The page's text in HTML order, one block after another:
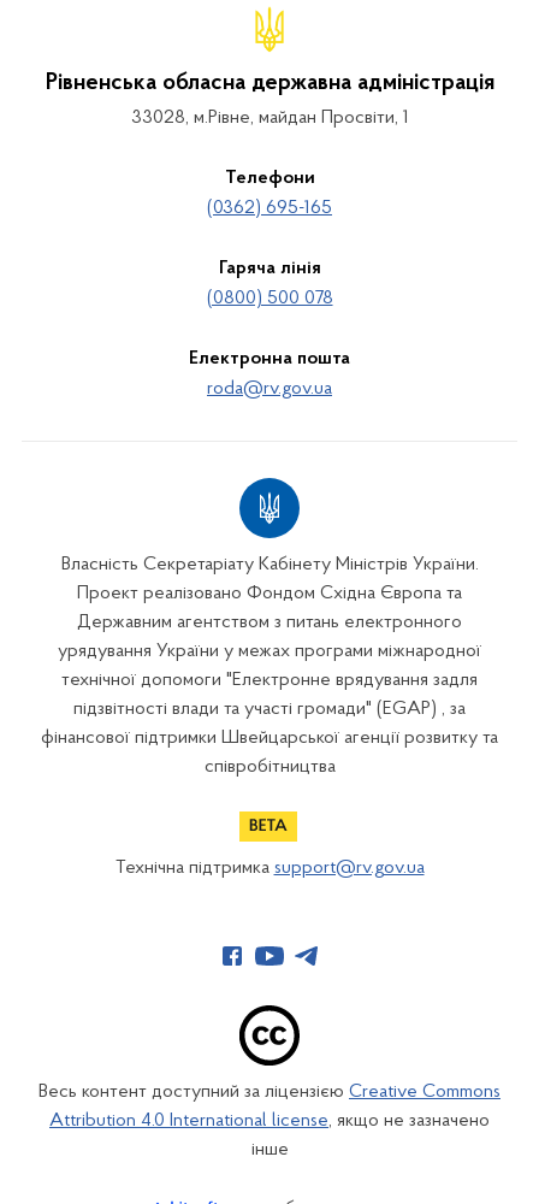
Рівненська обласна державна адміністрація
33028, м.Рівне, майдан Просвіти, 1
Телефони
(0362) 695-165
Гаряча лінія
(0800) 500 078
Електронна пошта
roda@rv.gov.ua
Власність Секретаріату Кабінету Міністрів України.
Проект реалізовано Фондом Східна Європа та
Державним агентством з питань електронного
урядування України у межах програми міжнародної
технічної допомоги "Електронне врядування задля
підзвітності влади та участі громади" (EGAP) , за
фінансової підтримки Швейцарської агенції розвитку та
співробітництва
Технічна підтримка support@rv.gov.ua
Весь контент доступний за ліцензією Creative Commons
Attribution 4.0 International license, якщо не зазначено
інше